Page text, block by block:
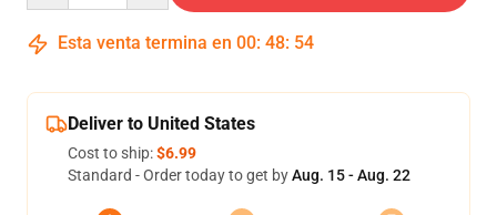
Esta venta termina en 00: 48: 53
Deliver to United States
Cost to ship:$6.99
Standard - Order today to get byAug. 15 - Aug. 22